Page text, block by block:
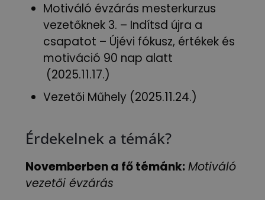
Motiváló évzárás mesterkurzus
vezetőknek 3. – Indítsd újra a
csapatot – Újévi fókusz, értékek és
motiváció 90 nap alatt
(2025.11.17.)
Vezetői Műhely (2025.11.24.)
Érdekelnek a témák?
Novemberben a fő témánk:Motiváló
vezetői évzárás